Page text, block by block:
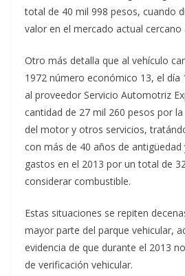
total de 40 mil 998 pesos, cuando
valor en el mercado actual cercano
Otro más detalla que al vehículo
1972 número económico 13, el día
al proveedor Servicio Automotriz
cantidad de 27 mil 260 pesos por
del motor y otros servicios,
con más de 40 años de antigüedad
gastos en el 2013 por un total de
considerar combustible.
Estas situaciones se repiten
mayor parte del parque vehicular,
evidencia de que durante el 2013
de verificación vehicular.